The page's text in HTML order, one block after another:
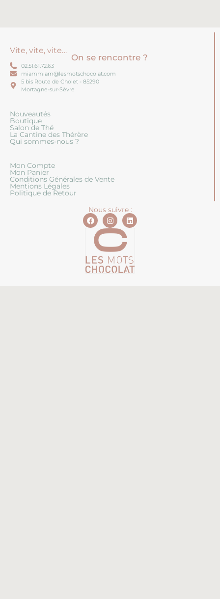
Vite, vite, vite…
On se rencontre ?
02.51.61.72.63
miammiam@lesmotschocolat.com
5 bis Route de Cholet - 85290
Mortagne-sur-Sèvre
Nouveautés
Boutique
Salon de Thé
La Cantine des Thérère
Qui sommes-nous ?
Mon Compte
Mon Panier
Conditions Générales de Vente
Mentions Légales
Politique de Retour
Nous suivre :